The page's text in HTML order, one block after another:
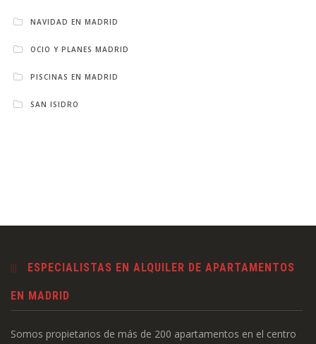
NAVIDAD EN MADRID
OCIO Y PLANES MADRID
PISCINAS EN MADRID
SAN ISIDRO
ESPECIALISTAS EN ALQUILER DE APARTAMENTOS
EN MADRID
Somos propietarios de más de 200 apartamentos en el centro